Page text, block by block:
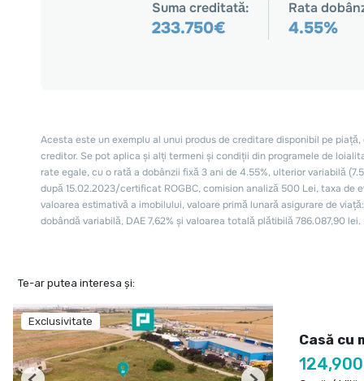
Te-ar putea interesa și:
Exclusivitate
Casă cu